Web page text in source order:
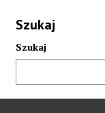
Szukaj
Szukaj